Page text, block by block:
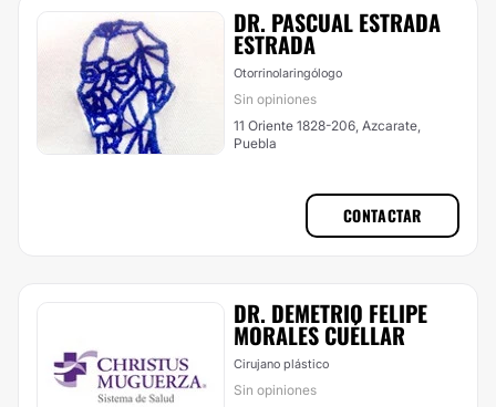
DR. PASCUAL ESTRADA
ESTRADA
Otorrinolaringólogo
Sin opiniones
11 Oriente 1828-206, Azcarate,
Puebla
CONTACTAR
DR. DEMETRIO FELIPE
MORALES CUÉLLAR
Cirujano plástico
Sin opiniones